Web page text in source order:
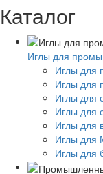
Каталог
Иглы для
Иглы для
Иглы для
Иглы для
Иглы для
Иглы для
Иглы для
Иглы для